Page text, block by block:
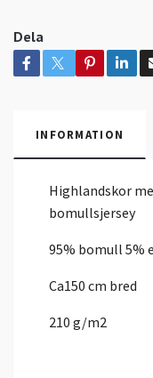
Dela
INFORMATION
Highlandskor
bomullsjersey
95% bomull 5%
Ca150 cm bred
210 g/m2